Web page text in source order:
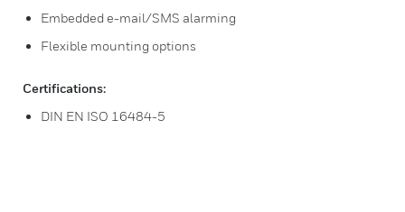
Embedded e-mail/SMS alarming
Flexible mounting options
Certifications:
DIN EN ISO 16484-5